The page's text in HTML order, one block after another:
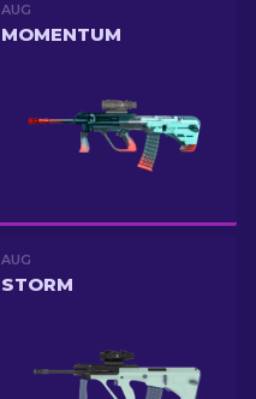
AUG
MOMENTUM
AUG
STORM